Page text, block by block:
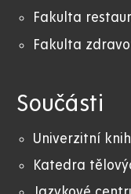
Fakulta
Fakulta
Součásti
Univerzitní
Katedra